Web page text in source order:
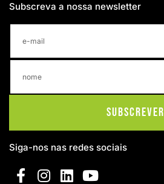
Subscreva a nossa newsletter
Subscrever
Siga-nos nas redes sociais